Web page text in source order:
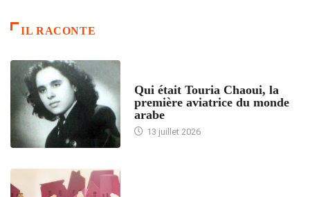
IL RACONTE
Qui était Touria Chaoui, la
première aviatrice du monde
arabe
13 juillet 2026